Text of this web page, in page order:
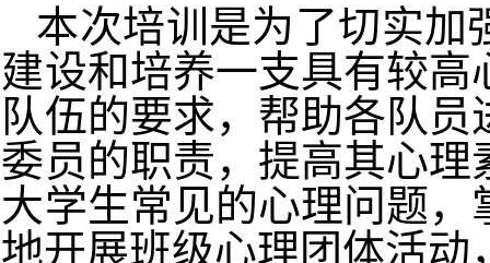
本次培训是为了切实加
建设和培养一支具有较
队伍的要求，帮助各队
委员的职责，提高其心
大学生常见的心理问题
地开展班级心理团体活